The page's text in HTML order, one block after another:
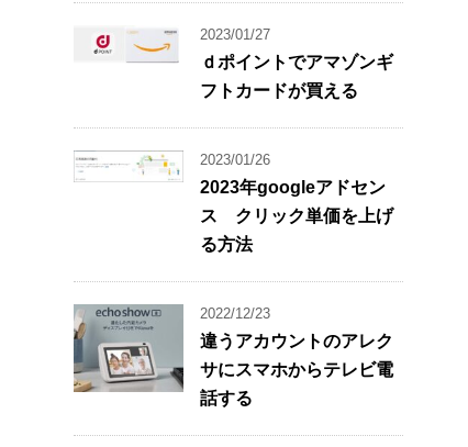
2023/01/27
ｄポイントでアマゾンギ
フトカードが買える
2023/01/26
2023年googleアドセン
ス クリック単価を上げ
る方法
2022/12/23
違うアカウントのアレク
サにスマホからテレビ電
話する